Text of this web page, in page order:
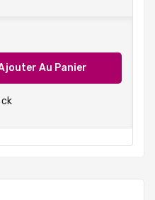
Au Panier